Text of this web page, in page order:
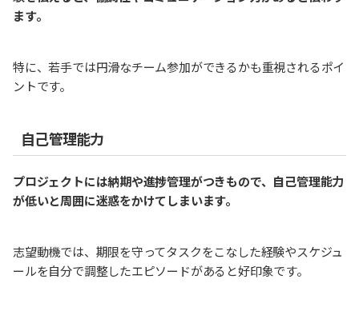
ます。
特に、若手では円滑なチーム参加ができるかも重視されるポイ
ントです。
自己管理能力
プロジェクトには納期や進捗管理がつきもので、自己管理能力
が低いと周囲に迷惑をかけてしまいます。
志望動機では、期限を守ってタスクをこなした経験やスケジュ
ールを自分で調整したエピソードがあると好印象です。